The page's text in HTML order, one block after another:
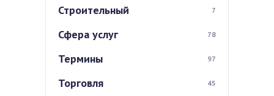
Строительный 7
Сфера услуг 78
Термины 97
Торговля 45